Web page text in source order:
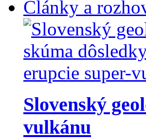
Články a
Slovenský
vulkánu